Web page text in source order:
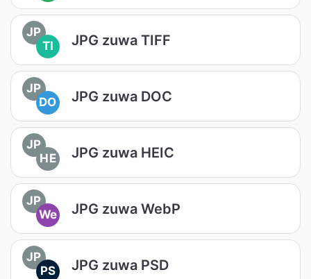
JP
TI
JPG zuwa TIFF
JP
DO
JPG zuwa DOC
JP
HE
JPG zuwa HEIC
JP
We
JPG zuwa WebP
JP
PS
JPG zuwa PSD